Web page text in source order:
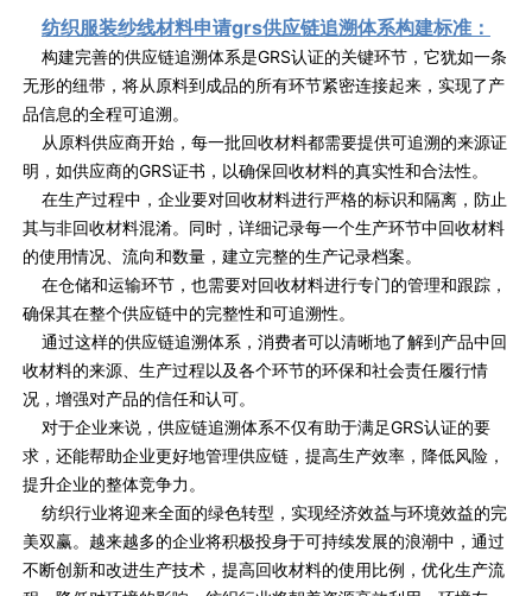
纺织服装纱线材料申请grs供应链追溯体系构建标准：
构建完善的供应链追溯体系是GRS认证的关键环节，它犹如一条
无形的纽带，将从原料到成品的所有环节紧密连接起来，实现了产
品信息的全程可追溯。
从原料供应商开始，每一批回收材料都需要提供可追溯的来源证
明，如供应商的GRS证书，以确保回收材料的真实性和合法性。
在生产过程中，企业要对回收材料进行严格的标识和隔离，防止
其与非回收材料混淆。同时，详细记录每一个生产环节中回收材料
的使用情况、流向和数量，建立完整的生产记录档案。
在仓储和运输环节，也需要对回收材料进行专门的管理和跟踪，
确保其在整个供应链中的完整性和可追溯性。
通过这样的供应链追溯体系，消费者可以清晰地了解到产品中回
收材料的来源、生产过程以及各个环节的环保和社会责任履行情
况，增强对产品的信任和认可。
对于企业来说，供应链追溯体系不仅有助于满足GRS认证的要
求，还能帮助企业更好地管理供应链，提高生产效率，降低风险，
提升企业的整体竞争力。
纺织行业将迎来全面的绿色转型，实现经济效益与环境效益的完
美双赢。越来越多的企业将积极投身于可持续发展的浪潮中，通过
不断创新和改进生产技术，提高回收材料的使用比例，优化生产流